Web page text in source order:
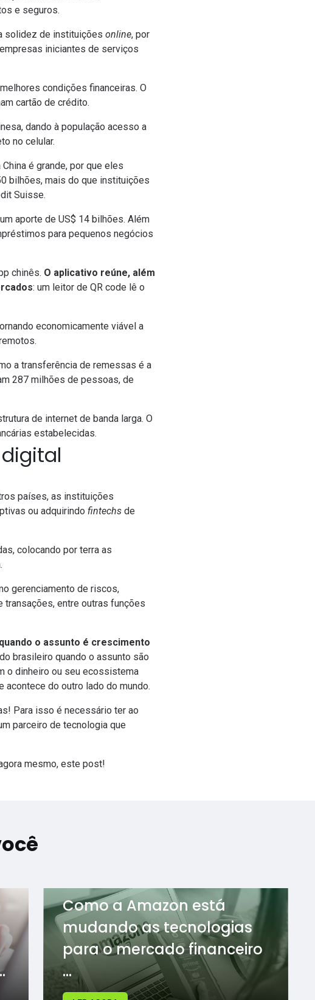
e seguros.
solidez de instituiçõesonline, por
iniciantes de serviços
condições financeiras. O
cartão de crédito.
dando à população acesso a
no celular.
é grande, por que eles
bilhões, mais do que instituições
Suisse.
aporte de US$ 14 bilhões. Além
para pequenos negócios
chinês. O aplicativo reúne, além
: um leitor de QR code lê o
economicamente viável a
a transferência de remessas é a
287 milhões de pessoas, de
de internet de banda larga. O
estabelecidas.
países, as instituições
ou adquirindofintechs de
colocando por terra as
gerenciamento de riscos,
entre outras funções
o assunto é crescimento
brasileiro quando o assunto são
o dinheiro ou seu ecossistema
acontece do outro lado do mundo.
Para isso é necessário ter ao
parceiro de tecnologia que
mesmo,este post!
Como a Amazon está
mudando as tecnologias
para o mercado financeiro
...